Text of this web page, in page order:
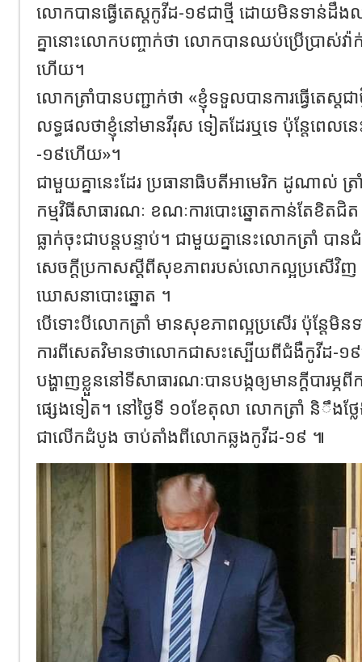
លោកបានធ្វើតេស្តកូវីដ​-១៩ជាថ្មី ដោយមិនទាន់
គ្នានោះលោកបញ្ចាក់ថា លោកបានឈប់ប្រើប្រាស់វ៉
ហើយ​។
លោកត្រាំបានបញ្ជាក់ថា «ខ្ញុំ​ទទួលបានការធ្វើតេស្តជ
លទ្ធផលថាខ្ញុំនៅមានវីរុស ទៀតដែរឬទេ ប៉ុន្តែពេលនេ
-១៩ហើយ»។
ជាមួយគ្នានេះដែរ ប្រធានាធិបតីអាមេរិក ដូណាល់ ត្
កម្មវិធីសាធារណៈ ខណៈការបោះឆ្នោតកាន់តែខិត
ធ្លាក់ចុះជាបន្តបន្ទាប់​។ ជាមួយគ្នានេះលោកត្រាំ បា
សេចក្តីប្រកាសស្តីពីសុខភាពរបស់លោកល្អប្រសើវិញ
ឃោសនាបោះឆ្នោត ។
បើទោះបីលោកត្រាំ មានសុខភាពល្អប្រសើរ ប៉ុន្តែមិនទ
ការពីសេតវិមានថា​លោកជាសះស្បើយពីជំងឺកូវីដ​-១៩​
បង្ហាញខ្លួន​នៅទីសាធារណៈបានបង្កឲ្យមានក្តីបារម្ភ
ផ្សេងទៀត​។ នៅថ្ងៃទី ១០​ខែតុលា លោកត្រាំ និឹងថ្ល
ជាលើកដំបូង ចាប់តាំងពីលោកឆ្លងកូវីដ​-១៩ ៕